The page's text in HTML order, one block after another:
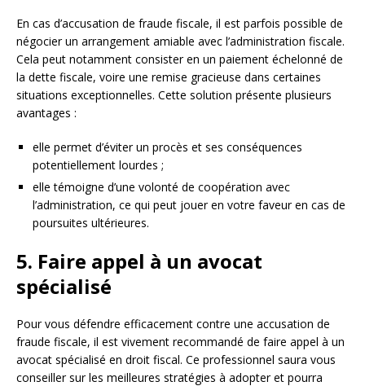
En cas d’accusation de fraude fiscale, il est parfois possible de
négocier un arrangement amiable avec l’administration fiscale.
Cela peut notamment consister en un paiement échelonné de
la dette fiscale, voire une remise gracieuse dans certaines
situations exceptionnelles. Cette solution présente plusieurs
avantages :
elle permet d’éviter un procès et ses conséquences
potentiellement lourdes ;
elle témoigne d’une volonté de coopération avec
l’administration, ce qui peut jouer en votre faveur en cas de
poursuites ultérieures.
5. Faire appel à un avocat
spécialisé
Pour vous défendre efficacement contre une accusation de
fraude fiscale, il est vivement recommandé de faire appel à un
avocat spécialisé en droit fiscal. Ce professionnel saura vous
conseiller sur les meilleures stratégies à adopter et pourra